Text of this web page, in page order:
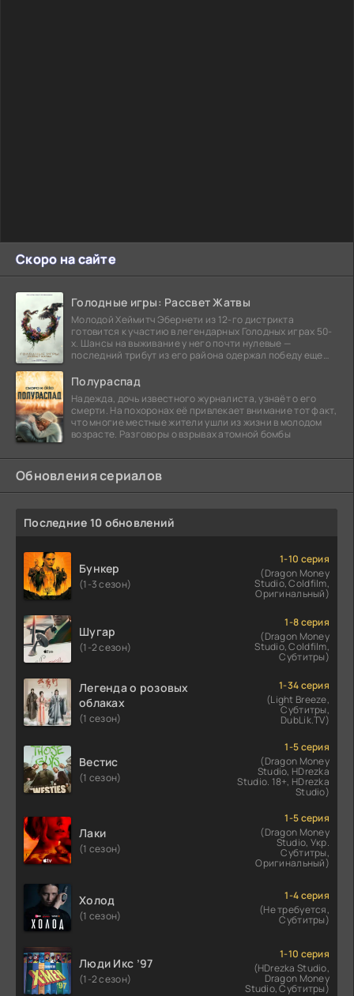
Скоро на сайте
Голодные игры: Рассвет Жатвы
Молодой Хеймитч Эбернети из 12-го дистрикта
готовится к участию в легендарных Голодных играх 50-
х. Шансы на выживание у него почти нулевые —
последний трибут из его района одержал победу еще
Полураспад
Надежда, дочь известного журналиста, узнаёт о его
смерти. На похоронах её привлекает внимание тот факт,
что многие местные жители ушли из жизни в молодом
возрасте. Разговоры о взрывах атомной бомбы
Обновления сериалов
Последние 10 обновлений
Бункер
(1-3 сезон)
1-10 серия
(Dragon Money
Studio, Coldfilm,
Оригинальный)
Шугар
(1-2 сезон)
1-8 серия
(Dragon Money
Studio, Coldfilm,
Субтитры)
Легенда о розовых
облаках
(1 сезон)
1-34 серия
(Light Breeze,
Субтитры,
DubLik.TV)
Вестис
(1 сезон)
1-5 серия
(Dragon Money
Studio, HDrezka
Studio. 18+, HDrezka
Studio)
Лаки
(1 сезон)
1-5 серия
(Dragon Money
Studio, Укр.
Субтитры,
Оригинальный)
Холод
(1 сезон)
1-4 серия
(Не требуется,
Субтитры)
Люди Икс ’97
(1-2 сезон)
1-10 серия
(HDrezka Studio,
Dragon Money
Studio, Субтитры)